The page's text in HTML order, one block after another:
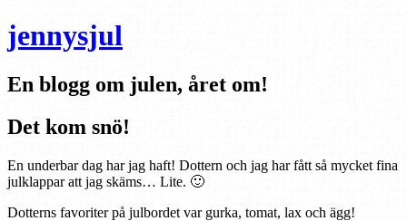
jennysjul
En blogg om julen, året om!
Det kom snö!
En underbar dag har jag haft! Dottern och jag har fått så mycket fina
julklappar att jag skäms… Lite. 🙂
Dotterns favoriter på julbordet var gurka, tomat, lax och ägg!